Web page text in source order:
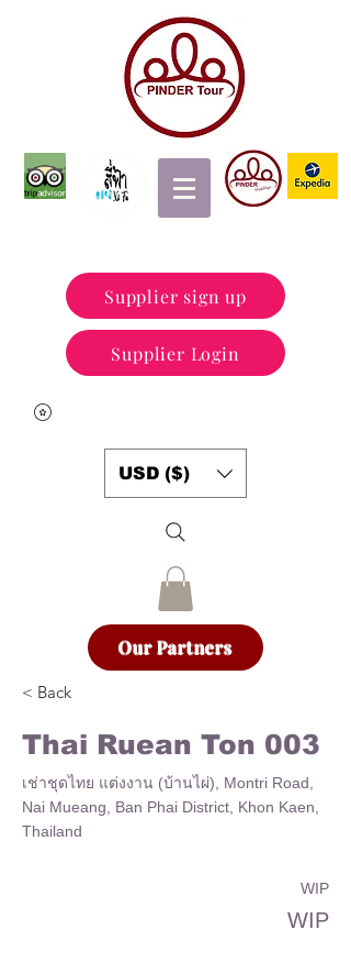
Supplier sign up
Supplier Login
USD ($)
Our Partners
< Back
Thai Ruean Ton 003
เช่าชุดไทย แต่งงาน (บ้านไผ่), Montri Road,
Nai Mueang, Ban Phai District, Khon Kaen,
Thailand
WIP
WIP